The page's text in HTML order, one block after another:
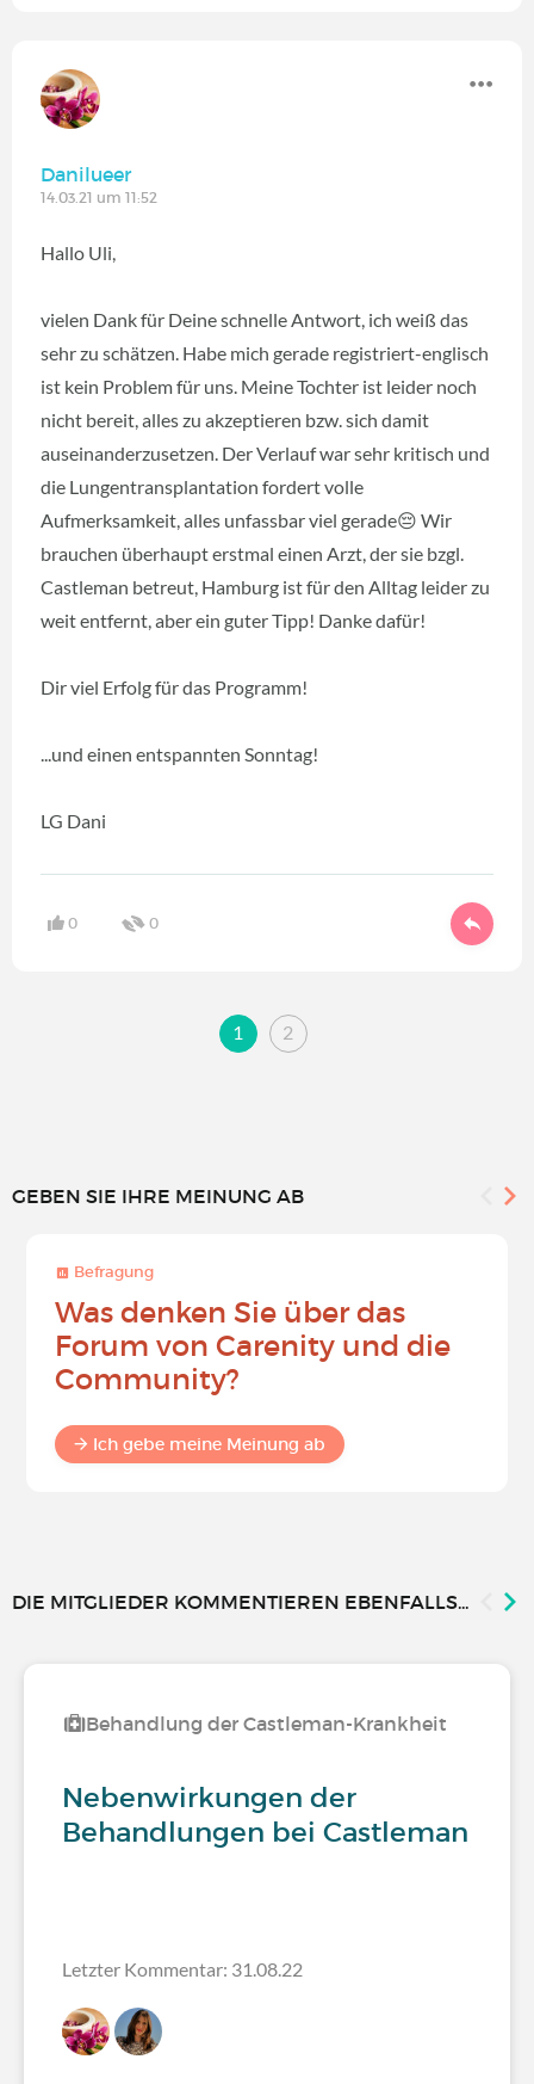
Danilueer
14.03.21 um 11:52
Hallo Uli,
vielen Dank für Deine schnelle Antwort, ich weiß das
sehr zu schätzen. Habe mich gerade registriert-englisch
ist kein Problem für uns. Meine Tochter ist leider noch
nicht bereit, alles zu akzeptieren bzw. sich damit
auseinanderzusetzen. Der Verlauf war sehr kritisch und
die Lungentransplantation fordert volle
Aufmerksamkeit, alles unfassbar viel gerade😔 Wir
brauchen überhaupt erstmal einen Arzt, der sie bzgl.
Castleman betreut, Hamburg ist für den Alltag leider zu
weit entfernt, aber ein guter Tipp! Danke dafür!
Dir viel Erfolg für das Programm!
...und einen entspannten Sonntag!
LG Dani
0 0
1 2
GEBEN SIE IHRE MEINUNG AB
Befragung
Was denken Sie über das
Forum von Carenity und die
Community?
Ich gebe meine Meinung ab
DIE MITGLIEDER KOMMENTIEREN EBENFALLS...
Behandlung der Castleman-Krankheit
Nebenwirkungen der
Behandlungen bei Castleman
Letzter Kommentar: 31.08.22